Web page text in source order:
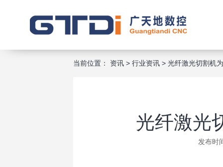
当前位置： 资讯> 行业资讯> 光纤激光切割机
光纤激光
发布时